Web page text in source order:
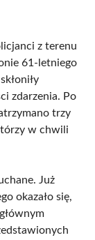
z terenu
61-letniego
zdarzenia. Po
trzy
w chwili
Już
okazało się,